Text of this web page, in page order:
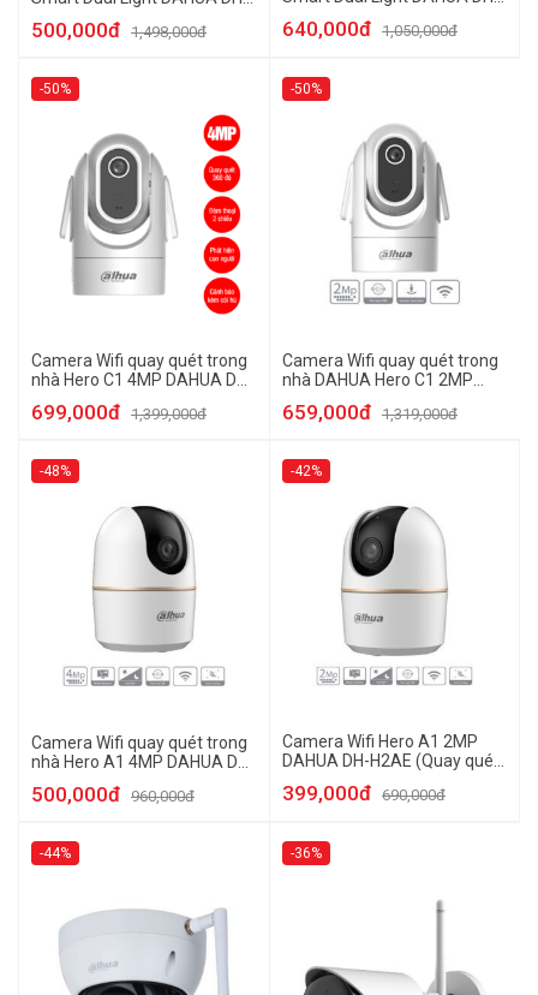
500,000đ 1,498,000đ 640,000đ 1,050,000đ
-50%
Camera Wifi quay quét trong
nhà Hero C1 4MP DAHUA DH-
699,000đ 1,399,000đ
-50%
Camera Wifi quay quét trong
nhà DAHUA Hero C1 2MP
659,000đ 1,319,000đ
-48%
Camera Wifi quay quét trong
nhà Hero A1 4MP DAHUA DH-
500,000đ 960,000đ
-42%
Camera Wifi Hero A1 2MP
DAHUA DH-H2AE (Quay quét,
399,000đ 690,000đ
-44% -36%